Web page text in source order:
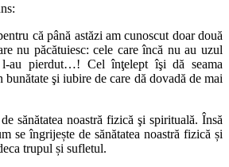
că până astăzi am cunoscut doar două
nu păcătuiesc: cele care încă nu au uzul
au pierdut…! Cel înţelept îşi dă seama
şi iubire de care dă dovadă de mai
sănătatea noastră fizică şi spirituală. Însă
se îngrijește de sănătatea noastră fizică și
trupul și sufletul.